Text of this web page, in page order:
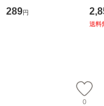
産限定盤） / 清水
翔太×加藤ミリヤ /
289円
タ
送料
0